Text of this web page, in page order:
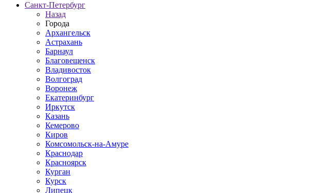
Санкт-Петербург
Назад
Города
Архангельск
Астрахань
Барнаул
Благовещенск
Владивосток
Волгоград
Воронеж
Екатеринбург
Иркутск
Казань
Кемерово
Киров
Комсомольск-на-Амуре
Краснодар
Красноярск
Курган
Курск
Липецк